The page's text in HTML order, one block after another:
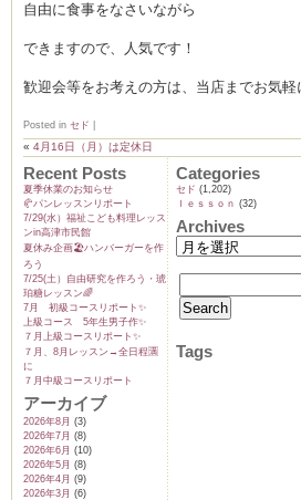
室・テイクアウト Clémentine
自由に食事をなさいながら
できますので、人気です！
歓迎会等をお考えの方は、当店までお気軽
Posted in セド
« 4月16日（月）は定休日
Recent Posts
夏季休業のお知らせ
🥐パンレッスンリポート
7/29(水）福祉こども料理レッス
ンin高津市民館
夏休み企画🏖️ハンバーガーを作
ろう
7/25(土）自由研究を作ろう・琥
珀糖レッスン🌈
7月 初級コースリポート✨️
上級コース 5年生男子作✨️
７月上級コースリポート✨️
７月、8月レッスン→全日程🈵
に
７月中級コースリポート
アーカイブ
2026年8月 (3)
2026年7月 (8)
2026年6月 (10)
2026年5月 (8)
2026年4月 (9)
2026年3月 (6)
Categories
セド (1,202)
ｌｅｓｓｏｎ (32)
Archives
Tags